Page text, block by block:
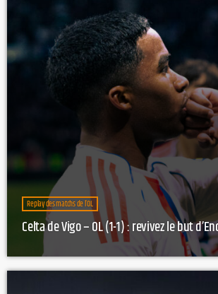
Replay des matchs de l’OL
Celta de Vigo – OL (1-1) : revivez le but